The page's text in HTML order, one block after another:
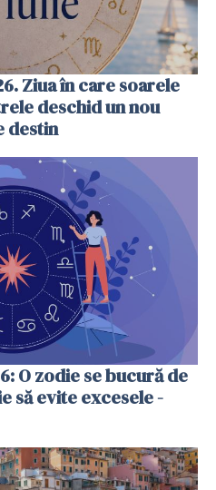
Ziua în care soarele
deschid un nou
destin
O zodie se bucură de
să evite excesele -